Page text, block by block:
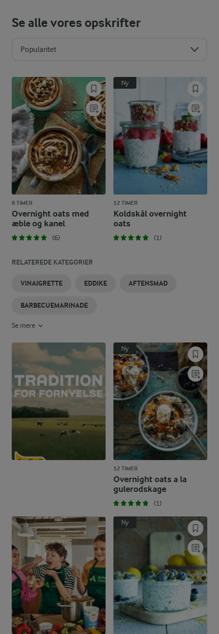
Se alle vores opskrifter
Popularitet
8 TIMER
Overnight oats med
æble og kanel
(6)
Ny
12 TIMER
Koldskål overnight
oats
(1)
RELATEREDE KATEGORIER
VINAIGRETTE EDDIKE AFTENSMAD
BARBECUEMARINADE
Se mere
Ny
12 TIMER
Overnight oats a la
gulerodskage
(1)
Ny